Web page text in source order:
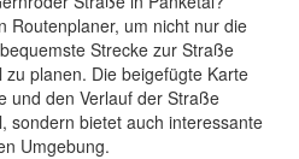
Routenplaner, um nicht nur die
Strecke zur Straße
planen. Die beigefügte Karte
und den Verlauf der Straße
sondern bietet auch interessante
Umgebung.